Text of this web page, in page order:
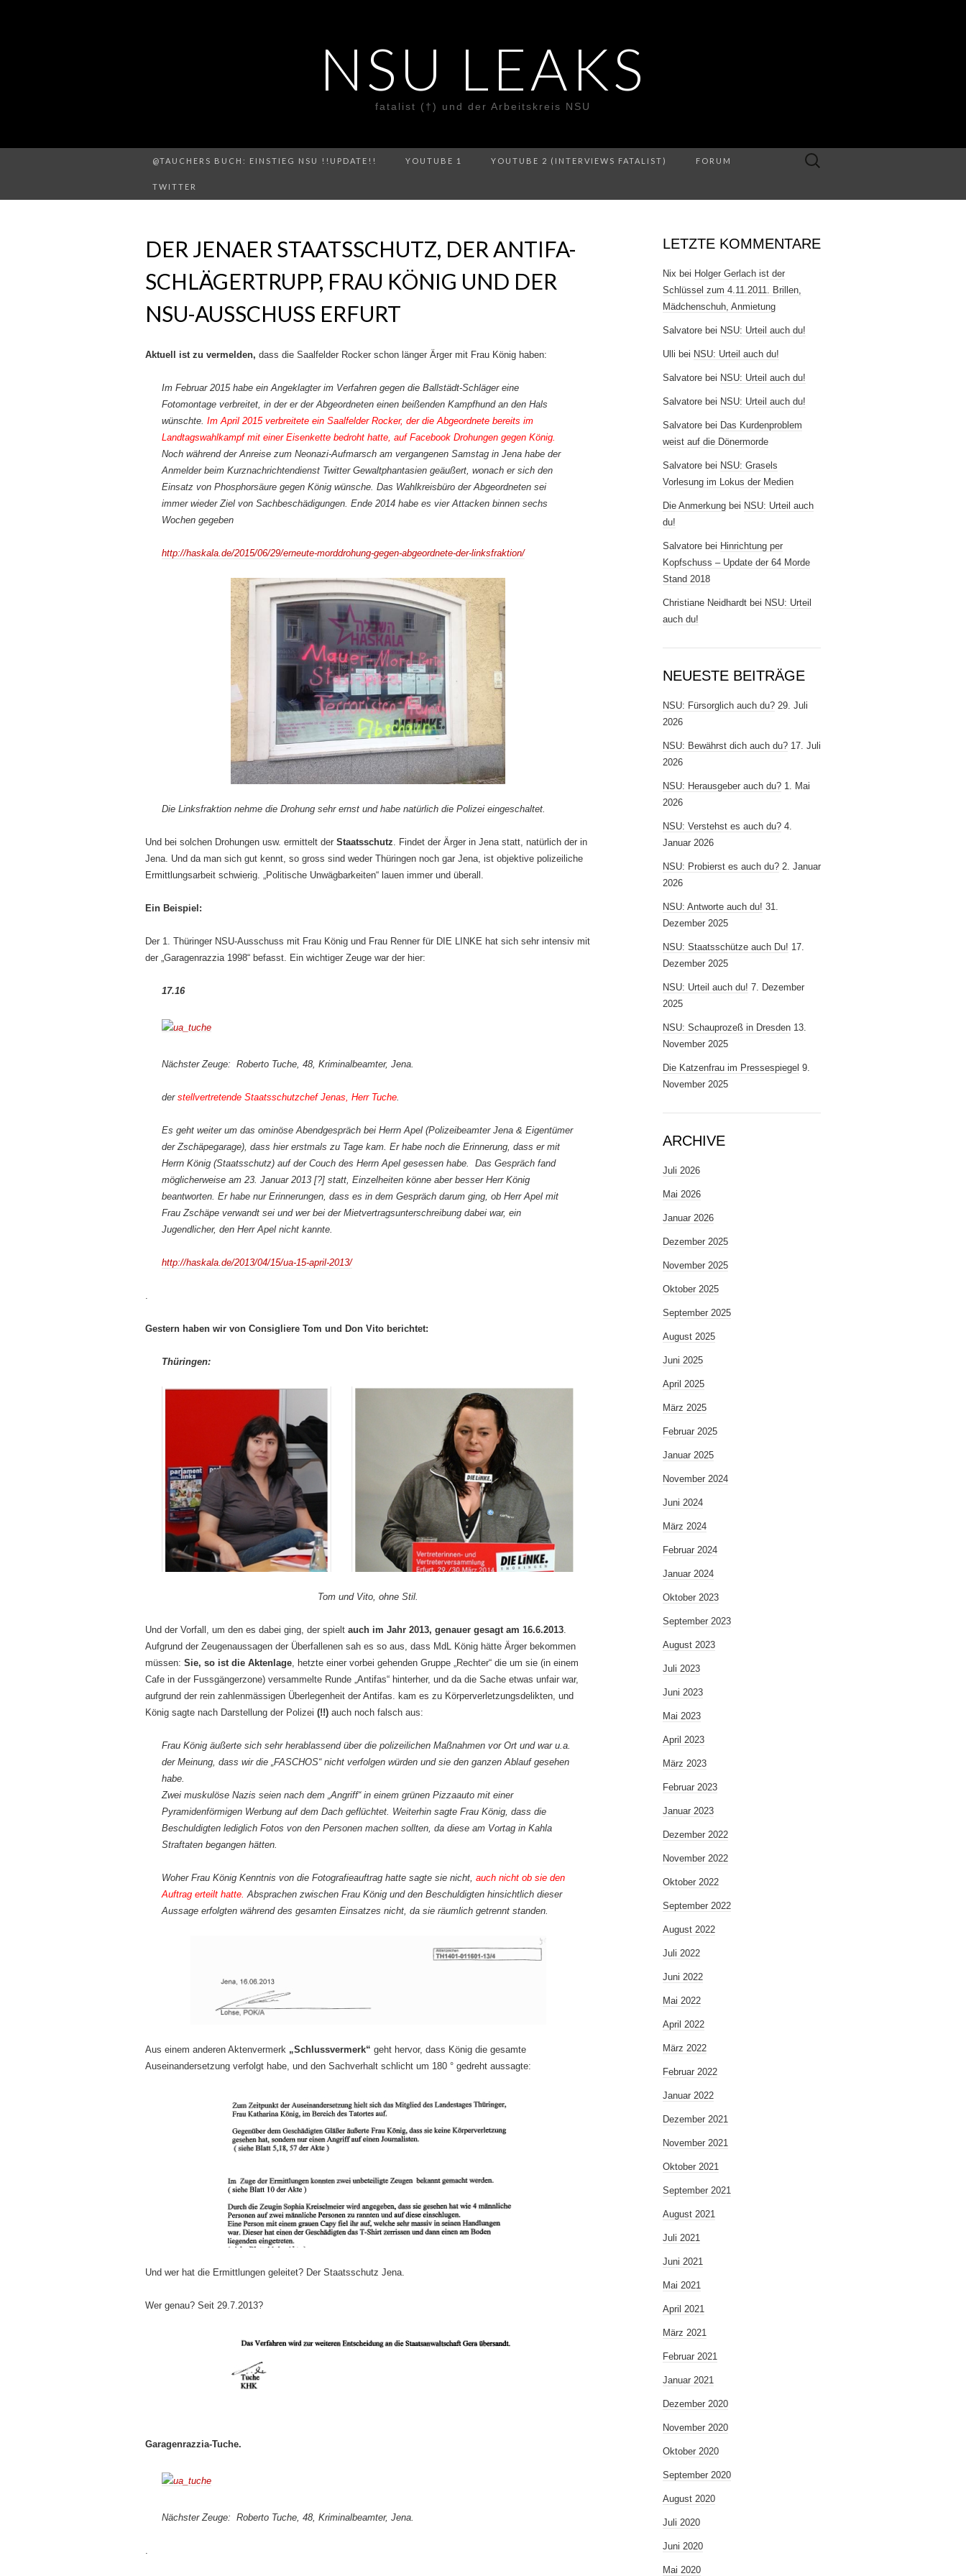
NSU LEAKS
fatalist (†) und der Arbeitskreis NSU
@TAUCHERS BUCH: EINSTIEG NSU !!UPDATE!! YOUTUBE 1 YOUTUBE 2 (INTERVIEWS FATALIST) FORUM
TWITTER
Suche
DER JENAER STAATSSCHUTZ, DER ANTIFA-
SCHLÄGERTRUPP, FRAU KÖNIG UND DER
NSU-AUSSCHUSS ERFURT
Aktuell ist zu vermelden, dass die Saalfelder Rocker schon länger Ärger mit Frau König haben:
Im Februar 2015 habe ein Angeklagter im Verfahren gegen die Ballstädt-Schläger eine
Fotomontage verbreitet, in der er der Abgeordneten einen beißenden Kampfhund an den Hals
wünschte. Im April 2015 verbreitete ein Saalfelder Rocker, der die Abgeordnete bereits im
Landtagswahlkampf mit einer Eisenkette bedroht hatte, auf Facebook Drohungen gegen König.
Noch während der Anreise zum Neonazi-Aufmarsch am vergangenen Samstag in Jena habe der
Anmelder beim Kurznachrichtendienst Twitter Gewaltphantasien geäußert, wonach er sich den
Einsatz von Phosphorsäure gegen König wünsche. Das Wahlkreisbüro der Abgeordneten sei
immer wieder Ziel von Sachbeschädigungen. Ende 2014 habe es vier Attacken binnen sechs
Wochen gegeben
http://haskala.de/2015/06/29/erneute-morddrohung-gegen-abgeordnete-der-linksfraktion/
Die Linksfraktion nehme die Drohung sehr ernst und habe natürlich die Polizei eingeschaltet.
Und bei solchen Drohungen usw. ermittelt der Staatsschutz . Findet der Ärger in Jena statt, natürlich der in
Jena. Und da man sich gut kennt, so gross sind weder Thüringen noch gar Jena, ist objektive polizeiliche
Ermittlungsarbeit schwierig. „Politische Unwägbarkeiten“ lauen immer und überall.
Ein Beispiel:
Der 1. Thüringer NSU-Ausschuss mit Frau König und Frau Renner für DIE LINKE hat sich sehr intensiv mit
der „Garagenrazzia 1998“ befasst. Ein wichtiger Zeuge war der hier:
17.16
Nächster Zeuge: Roberto Tuche, 48, Kriminalbeamter, Jena.
der stellvertretende Staatsschutzchef Jenas, Herr Tuche
Es geht weiter um das ominöse Abendgespräch bei Herrn Apel (Polizeibeamter Jena & Eigentümer
der Zschäpegarage), dass hier erstmals zu Tage kam. Er habe noch die Erinnerung, dass er mit
Herrn König (Staatsschutz) auf der Couch des Herrn Apel gesessen habe. Das Gespräch fand
möglicherweise am 23. Januar 2013 [?] statt, Einzelheiten könne aber besser Herr König
beantworten. Er habe nur Erinnerungen, dass es in dem Gespräch darum ging, ob Herr Apel mit
Frau Zschäpe verwandt sei und wer bei der Mietvertragsunterschreibung dabei war, ein
Jugendlicher, den Herr Apel nicht kannte.
http://haskala.de/2013/04/15/ua-15-april-2013/
Gestern haben wir von Consigliere Tom und Don Vito berichtet:
Thüringen:
Tom und Vito, ohne Stil.
Und der Vorfall, um den es dabei ging, der spielt auch im Jahr 2013, genauer gesagt am 16.6.2013.
Aufgrund der Zeugenaussagen der Überfallenen sah es so aus, dass MdL König hätte Ärger bekommen
müssen: Sie, so ist die Aktenlage, hetzte einer vorbei gehenden Gruppe „Rechter“ die um sie (in einem
Cafe in der Fussgängerzone) versammelte Runde „Antifas“ hinterher, und da die Sache etwas unfair war,
aufgrund der rein zahlenmässigen Überlegenheit der Antifas. kam es zu Körperverletzungsdelikten, und
König sagte nach Darstellung der Polizei (!!) auch noch falsch aus:
Frau König äußerte sich sehr herablassend über die polizeilichen Maßnahmen vor Ort und war u.a.
der Meinung, dass wir die „FASCHOS“ nicht verfolgen würden und sie den ganzen Ablauf gesehen
habe.
Zwei muskulöse Nazis seien nach dem „Angriff“ in einem grünen Pizzaauto mit einer
Pyramidenförmigen Werbung auf dem Dach geflüchtet. Weiterhin sagte Frau König, dass die
Beschuldigten lediglich Fotos von den Personen machen sollten, da diese am Vortag in Kahla
Straftaten begangen hätten.
Woher Frau König Kenntnis von die Fotografieauftrag hatte sagte sie nicht, auch nicht ob sie den
Auftrag erteilt hatte. Absprachen zwischen Frau König und den Beschuldigten hinsichtlich dieser
Aussage erfolgten während des gesamten Einsatzes nicht, da sie räumlich getrennt standen.
Aus einem anderen Aktenvermerk „Schlussvermerk“ geht hervor, dass König die gesamte
Auseinandersetzung verfolgt habe, und den Sachverhalt schlicht um 180 ° gedreht aussagte:
Und wer hat die Ermittlungen geleitet? Der Staatsschutz Jena.
Wer genau? Seit 29.7.2013?
Garagenrazzia-Tuche.
Nächster Zeuge: Roberto Tuche, 48, Kriminalbeamter, Jena.
.
LETZTE KOMMENTARE
Nix bei Holger Gerlach ist der
Schlüssel zum 4.11.2011. Brillen,
Mädchenschuh, Anmietung
Salvatore bei NSU: Urteil auch du!
Ulli bei NSU: Urteil auch du!
Salvatore bei NSU: Urteil auch du!
Salvatore bei NSU: Urteil auch du!
Salvatore bei Das Kurdenproblem
weist auf die Dönermorde
Salvatore bei NSU: Grasels
Vorlesung im Lokus der Medien
Die Anmerkung bei NSU: Urteil auch
du!
Salvatore bei Hinrichtung per
Kopfschuss – Update der 64 Morde
Stand 2018
Christiane Neidhardt bei NSU: Urteil
auch du!
NEUESTE BEITRÄGE
NSU: Fürsorglich auch du? 29. Juli
2026
NSU: Bewährst dich auch du? 17. Juli
2026
NSU: Herausgeber auch du? 1. Mai
2026
NSU: Verstehst es auch du? 4.
Januar 2026
NSU: Probierst es auch du? 2. Januar
2026
NSU: Antworte auch du! 31.
Dezember 2025
NSU: Staatsschütze auch Du! 17.
Dezember 2025
NSU: Urteil auch du! 7. Dezember
2025
NSU: Schauprozeß in Dresden 13.
November 2025
Die Katzenfrau im Pressespiegel 9.
November 2025
ARCHIVE
Juli 2026
Mai 2026
Januar 2026
Dezember 2025
November 2025
Oktober 2025
September 2025
August 2025
Juni 2025
April 2025
März 2025
Februar 2025
Januar 2025
November 2024
Juni 2024
März 2024
Februar 2024
Januar 2024
Oktober 2023
September 2023
August 2023
Juli 2023
Juni 2023
Mai 2023
April 2023
März 2023
Februar 2023
Januar 2023
Dezember 2022
November 2022
Oktober 2022
September 2022
August 2022
Juli 2022
Juni 2022
Mai 2022
April 2022
März 2022
Februar 2022
Januar 2022
Dezember 2021
November 2021
Oktober 2021
September 2021
August 2021
Juli 2021
Juni 2021
Mai 2021
April 2021
März 2021
Februar 2021
Januar 2021
Dezember 2020
November 2020
Oktober 2020
September 2020
August 2020
Juli 2020
Juni 2020
Mai 2020